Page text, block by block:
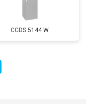
CCDS 5144 W